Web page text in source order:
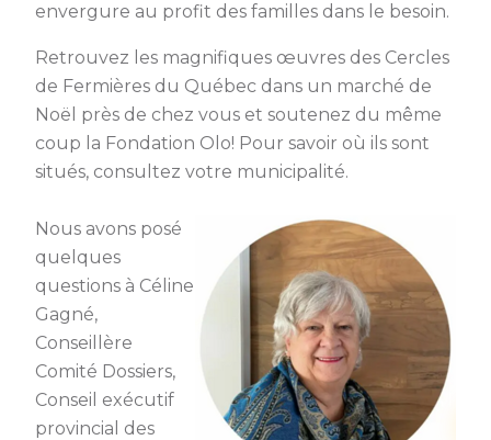
envergure au profit des familles dans le besoin.
Retrouvez les magnifiques œuvres des Cercles
de Fermières du Québec dans un marché de
Noël près de chez vous et soutenez du même
coup la Fondation Olo! Pour savoir où ils sont
situés, consultez votre municipalité.
Nous avons posé
quelques
questions à Céline
Gagné,
Conseillère
Comité Dossiers,
Conseil exécutif
provincial des